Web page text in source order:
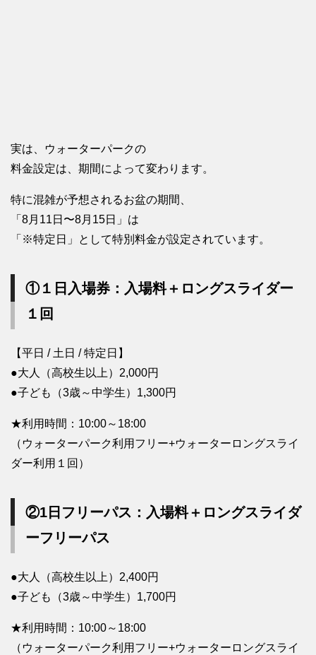
実は、ウォーターパークの
料金設定は、期間によって変わります。
特に混雑が予想されるお盆の期間、
「8月11日〜8月15日」は
「※特定日」として特別料金が設定されています。
①１日入場券：入場料＋ロングスライダー
１回
【平日 / 土日 / 特定日】
●大人（高校生以上）2,000円
●子ども（3歳～中学生）1,300円
★利用時間：10:00～18:00
（ウォーターパーク利用フリー+ウォーターロングスライ
ダー利用１回）
②1日フリーパス：入場料＋ロングスライダ
ーフリーパス
●大人（高校生以上）2,400円
●子ども（3歳～中学生）1,700円
★利用時間：10:00～18:00
（ウォーターパーク利用フリー+ウォーターロングスライ